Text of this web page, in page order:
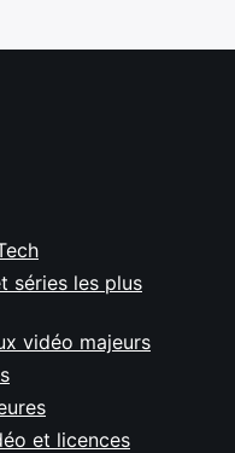
séries les plus
vidéo majeurs
et licences